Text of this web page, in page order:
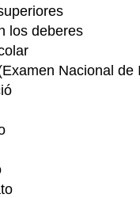
los deberes
Nacional de
17:30